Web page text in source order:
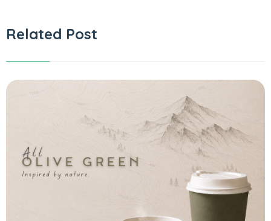
Related Post